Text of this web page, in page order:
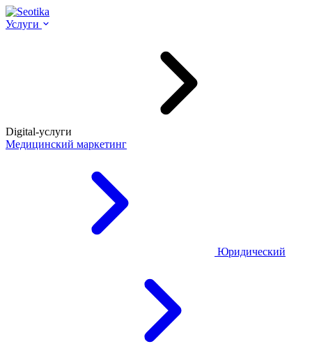
Услуги
Digital-услуги
Медицинский маркетинг
Юридический